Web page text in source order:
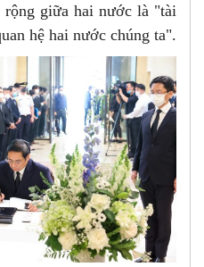
giữa hai nước là "tài
hệ hai nước chúng ta".